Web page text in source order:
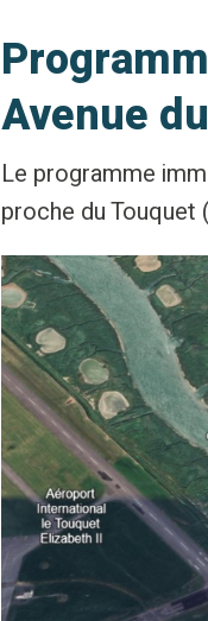
Avenue
Le programme
proche du Touquet